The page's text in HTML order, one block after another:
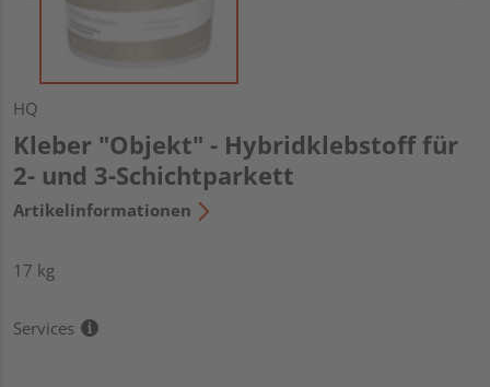
HQ
Kleber "Objekt" - Hybridklebstoff für
2- und 3-Schichtparkett
Artikelinformationen
17 kg
Services